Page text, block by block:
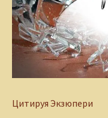
Цитируя Экзюпери